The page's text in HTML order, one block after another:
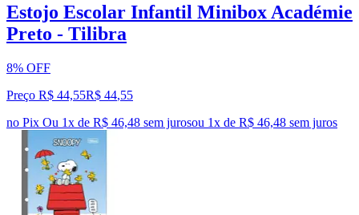
Estojo Escolar Infantil Minibox Académie
Preto - Tilibra
8% OFF
Preço R$ 44,55R$ 44,55
no Pix Ou 1x de R$ 46,48 sem jurosou 1x de R$ 46,48 sem juros